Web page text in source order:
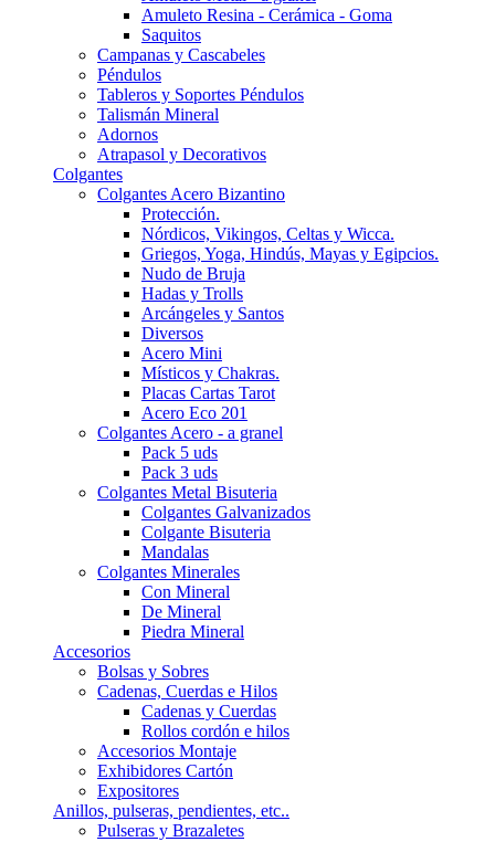
Amuleto Resina - Cerámica - Goma
Saquitos
Campanas y Cascabeles
Péndulos
Tableros y Soportes Péndulos
Talismán Mineral
Adornos
Atrapasol y Decorativos
Colgantes
Colgantes Acero Bizantino
Protección.
Nórdicos, Vikingos, Celtas y Wicca.
Griegos, Yoga, Hindús, Mayas y Egipcios.
Nudo de Bruja
Hadas y Trolls
Arcángeles y Santos
Diversos
Acero Mini
Místicos y Chakras.
Placas Cartas Tarot
Acero Eco 201
Colgantes Acero - a granel
Pack 5 uds
Pack 3 uds
Colgantes Metal Bisuteria
Colgantes Galvanizados
Colgante Bisuteria
Mandalas
Colgantes Minerales
Con Mineral
De Mineral
Piedra Mineral
Accesorios
Bolsas y Sobres
Cadenas, Cuerdas e Hilos
Cadenas y Cuerdas
Rollos cordón e hilos
Accesorios Montaje
Exhibidores Cartón
Expositores
Anillos, pulseras, pendientes, etc..
Pulseras y Brazaletes